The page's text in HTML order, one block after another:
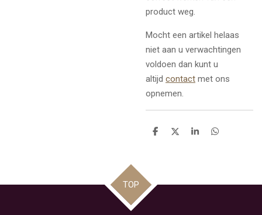
product weg.
Mocht een artikel helaas
niet aan u verwachtingen
voldoen dan kunt u
altijd contact met ons
opnemen.
D
D
S
D
TOP